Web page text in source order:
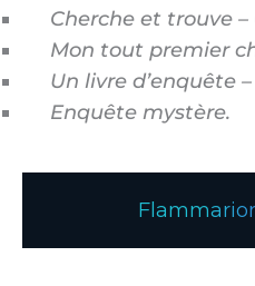
Cherche et trouve
Mon tout premier
Un livre d’enquête
Enquête mystère.